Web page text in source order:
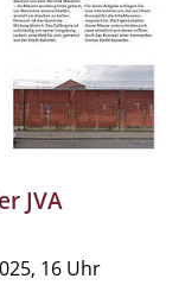
JVA
16 Uhr